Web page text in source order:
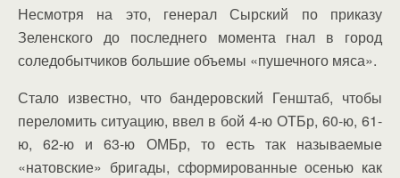
Несмотря на это, генерал Сырский по приказу
Зеленского до последнего момента гнал в город
соледобытчиков большие объемы «пушечного мяса».
Стало известно, что бандеровский Генштаб, чтобы
переломить ситуацию, ввел в бой 4-ю ОТБр, 60-ю, 61-
ю, 62-ю и 63-ю ОМБр, то есть так называемые
«натовские» бригады, сформированные осенью как